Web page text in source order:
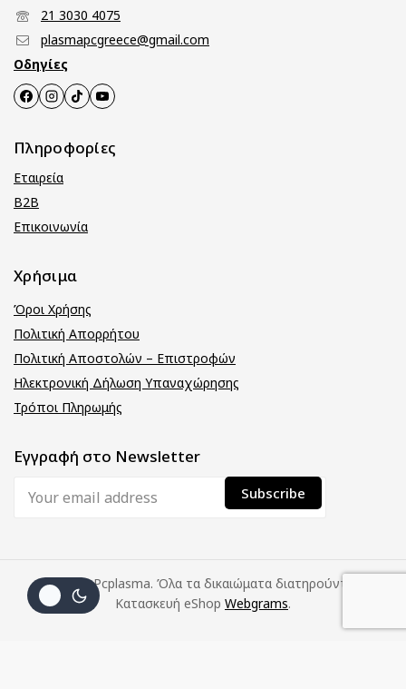
21 3030 4075
plasmapcgreece@gmail.com
Οδηγίες
Πληροφορίες
Εταιρεία
B2B
Επικοινωνία
Χρήσιμα
Όροι Χρήσης
Πολιτική Απορρήτου
Πολιτική Αποστολών – Επιστροφών
Ηλεκτρονική Δήλωση Υπαναχώρησης
Τρόποι Πληρωμής
Εγγραφή στο Newsletter
© 2026 Pcplasma. Όλα τα δικαιώματα διατηρούνται.
Κατασκευή eShop Webgrams.